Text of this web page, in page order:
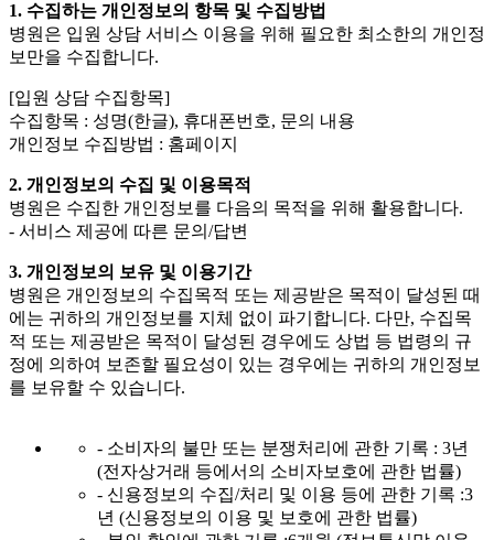
1. 수집하는 개인정보의 항목 및 수집방법
병원은 입원 상담 서비스 이용을 위해 필요한 최소한의 개인정
보만을 수집합니다.
[입원 상담 수집항목]
수집항목 : 성명(한글), 휴대폰번호, 문의 내용
개인정보 수집방법 : 홈페이지
2. 개인정보의 수집 및 이용목적
병원은 수집한 개인정보를 다음의 목적을 위해 활용합니다.
- 서비스 제공에 따른 문의/답변
3. 개인정보의 보유 및 이용기간
병원은 개인정보의 수집목적 또는 제공받은 목적이 달성된 때
에는 귀하의 개인정보를 지체 없이 파기합니다. 다만, 수집목
적 또는 제공받은 목적이 달성된 경우에도 상법 등 법령의 규
정에 의하여 보존할 필요성이 있는 경우에는 귀하의 개인정보
를 보유할 수 있습니다.
- 소비자의 불만 또는 분쟁처리에 관한 기록 : 3년
(전자상거래 등에서의 소비자보호에 관한 법률)
- 신용정보의 수집/처리 및 이용 등에 관한 기록 :3
년 (신용정보의 이용 및 보호에 관한 법률)